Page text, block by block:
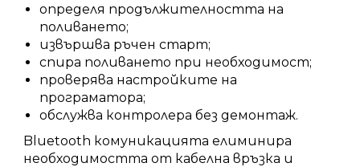
определя продължителността на
поливането;
извършва ръчен старт;
спира поливането при необходимост;
проверява настройките на
програматора;
обслужва контролера без демонтаж.
Bluetooth комуникацията елиминира
необходимостта от кабелна връзка и